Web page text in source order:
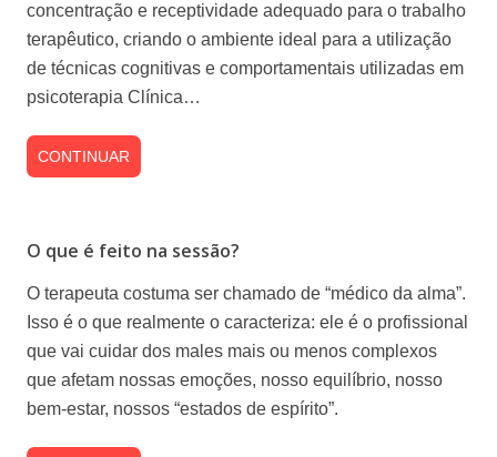
concentração e receptividade adequado para o trabalho
terapêutico, criando o ambiente ideal para a utilização
de técnicas cognitivas e comportamentais utilizadas em
psicoterapia Clínica…
CONTINUAR
O que é feito na sessão?
O terapeuta costuma ser chamado de “médico da alma”.
Isso é o que realmente o caracteriza: ele é o profissional
que vai cuidar dos males mais ou menos complexos
que afetam nossas emoções, nosso equilíbrio, nosso
bem-estar, nossos “estados de espírito”.